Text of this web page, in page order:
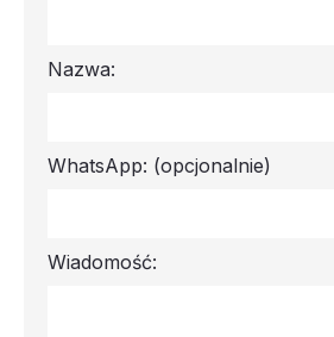
Nazwa:
WhatsApp: (opcjonalnie)
Wiadomość: